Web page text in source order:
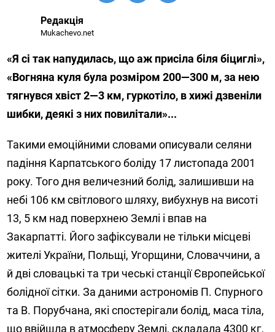
Редакція
Mukachevo.net
«Я сі так напудилась, що аж присіла біля біциглі»,
«Вогняна куля була розміром 200—300 м, за нею
тягнувся хвіст 2—3 км, гуркотіло, в хижі дзвеніли
шибки, деякі з них повилітали»...
Такими емоційними словами описували селяни
падіння Карпатського боліду 17 листопада 2001
року. Того дня величезний болід, залишивши на
небі 106 км світлового шляху, вибухнув на висоті
13, 5 км над поверхнею Землі і впав на
Закарпатті. Його зафіксували не тільки місцеві
жителі України, Польщі, Угорщини, Словаччини, а
й дві словацькі та три чеські станції Європейської
болідної сітки. За даними астрономів П. Спурного
та В. Порубчана, які спостерігали болід, маса тіла,
що ввійшла в атмосферу Землі, складала 4300 кг,